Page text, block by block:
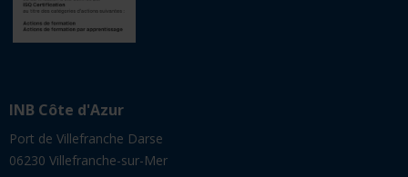
Port de Villefranche Darse
06230 Villefranche-sur-Mer
T. +33 4 93 13 20 56